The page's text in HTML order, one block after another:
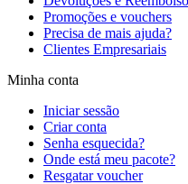
Promoções e vouchers
Precisa de mais ajuda?
Clientes Empresariais
Minha conta
Iniciar sessão
Criar conta
Senha esquecida?
Onde está meu pacote?
Resgatar voucher